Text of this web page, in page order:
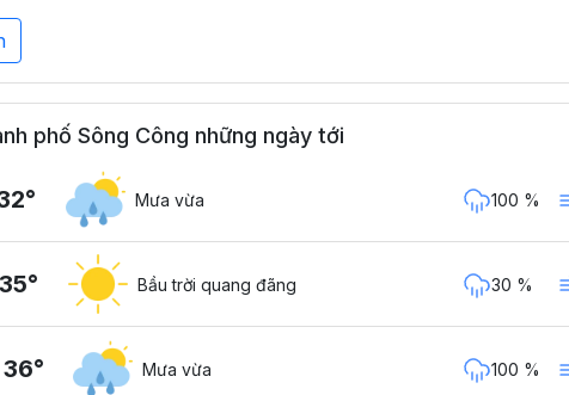
phố Sông Công những ngày tới
Mưa vừa 100 %
35° Bầu trời quang đãng 30 %
36° Mưa vừa 100 %